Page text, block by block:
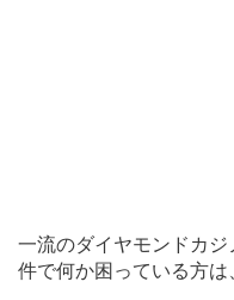
一流のダイヤモンドカ
件で何か困っている方は